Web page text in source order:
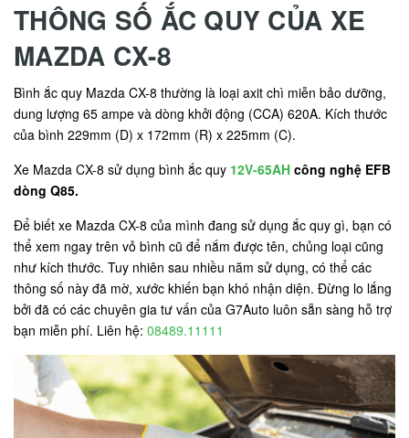
THÔNG SỐ ẮC QUY CỦA XE
MAZDA CX-8
Bình ắc quy Mazda CX-8 thường là loại axit chì miễn bảo dưỡng,
dung lượng 65 ampe và dòng khởi động (CCA) 620A. Kích thước
của bình 229mm (D) x 172mm (R) x 225mm (C).
Xe Mazda CX-8 sử dụng bình ắc quy 12V-65AH công nghệ EFB
dòng Q85.
Để biết xe Mazda CX-8 của mình đang sử dụng ắc quy gì, bạn có
thể xem ngay trên vỏ bình cũ để nắm được tên, chủng loại cũng
như kích thước. Tuy nhiên sau nhiều năm sử dụng, có thể các
thông số này đã mờ, xước khiến bạn khó nhận diện. Đừng lo lắng
bởi đã có các chuyên gia tư vấn của G7Auto luôn sẵn sàng hỗ trợ
bạn miễn phí. Liên hệ: 08489.11111